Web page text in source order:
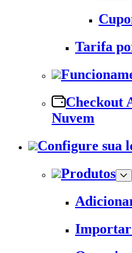
Tarifa
Checkout
Nuvem
Configure sua
Produtos
Importar